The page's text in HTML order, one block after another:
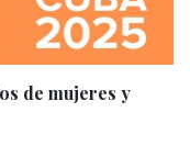
de mujeres y